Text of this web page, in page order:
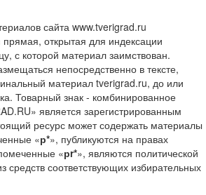
сайта www.tverigrad.ru
прямая, открытая для индексации
с которой материал заимствован.
непосредственно в тексте,
материал tverigrad.ru, до или
Товарный знак - комбинированное
является зарегистрированным
ресурс может содержать материалы
«р*», публикуются на правах
«рr*», являются политической
средств соответствующих избирательных